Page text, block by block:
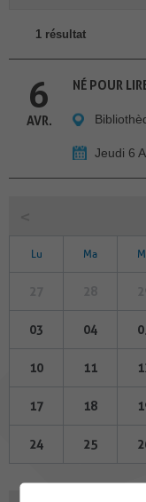
1 résultat
6
AVR.
NÉ POUR
Jeudi 6
Lu Ma
03 04
10 11
17 18
24 25